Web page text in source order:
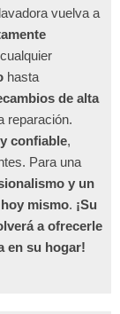
vuelva a
hasta
de alta
reparación.
confiable,
Para una
y un
mismo. ¡Su
a ofrecerle
en su hogar!